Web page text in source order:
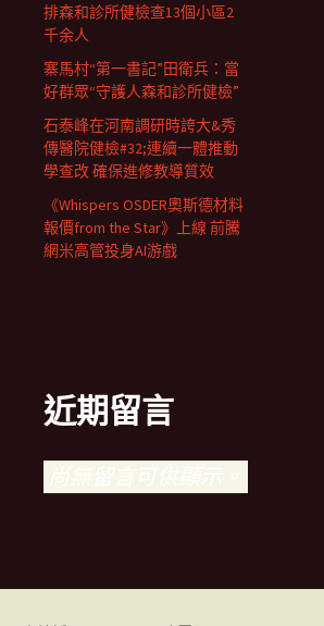
排森和診所健檢查13個小區2
千余人
寨馬村“第一書記”田衛兵：當
好群眾“守護人森和診所健檢”
石泰峰在河南調研時誇大&秀
傳醫院健檢#32;連續一體推動
學查改 確保進修教導質效
《Whispers OSDER奧斯德材料
報價from the Star》上線 前騰
網米高管投身AI游戲
近期留言
尚無留言可供顯示。